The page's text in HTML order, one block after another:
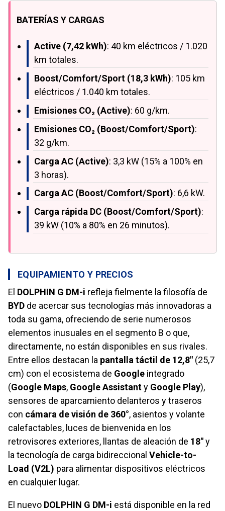
BATERÍAS Y CARGAS
Active (7,42 kWh): 40 km eléctricos / 1.020
km totales.
Boost/Comfort/Sport (18,3 kWh): 105 km
eléctricos / 1.040 km totales.
Emisiones CO₂ (Active): 60 g/km.
Emisiones CO₂ (Boost/Comfort/Sport):
32 g/km.
Carga AC (Active): 3,3 kW (15% a 100% en
3 horas).
Carga AC (Boost/Comfort/Sport): 6,6 kW.
Carga rápida DC (Boost/Comfort/Sport):
39 kW (10% a 80% en 26 minutos).
EQUIPAMIENTO Y PRECIOS
El DOLPHIN G DM-i refleja fielmente la filosofía de
BYD de acercar sus tecnologías más innovadoras a
toda su gama, ofreciendo de serie numerosos
elementos inusuales en el segmento B o que,
directamente, no están disponibles en sus rivales.
Entre ellos destacan la pantalla táctil de 12,8" (25,7
cm) con el ecosistema de Google integrado
(Google Maps, Google Assistanty Google Play),
sensores de aparcamiento delanteros y traseros
con cámara de visión de 360°, asientos y volante
calefactables, luces de bienvenida en los
retrovisores exteriores, llantas de aleación de 18"y
la tecnología de carga bidireccional Vehicle-to-
Load (V2L) para alimentar dispositivos eléctricos
en cualquier lugar.
El nuevo DOLPHIN G DM-i está disponible en la red